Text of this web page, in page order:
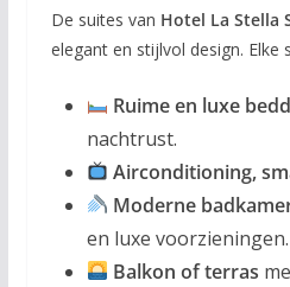
De suites van Hotel La Stella
elegant en stijlvol design. Elke
Ruime en luxe
nachtrust.
Airconditioning,
Moderne
en luxe voorzieningen.
Balkon of terras